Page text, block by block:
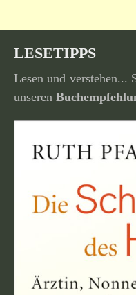
LESETIPPS
Lesen und verstehen...
unseren